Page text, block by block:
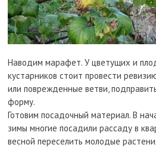
Наводим марафет. У цветущих и
кустарников стоит провести
или поврежденные ветви,
форму.
Готовим посадочный материал. В
зимы многие посадили рассаду в
весной переселить молодые